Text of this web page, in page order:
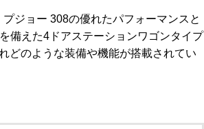
ジョー 308の優れたパフォーマンスと
備えた4ドアステーションワゴンタイプ
どのような装備や機能が搭載されてい